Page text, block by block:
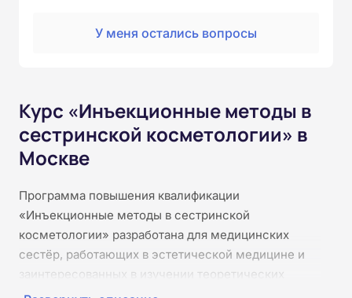
У меня остались вопросы
Курс «Инъекционные методы в
сестринской косметологии» в
Москве
Программа повышения квалификации
«Инъекционные методы в сестринской
косметологии» разработана для медицинских
сестёр, работающих в эстетической медицине и
заинтересованных в изучении теоретических
основ инъекционных методик. Курс раскрывает